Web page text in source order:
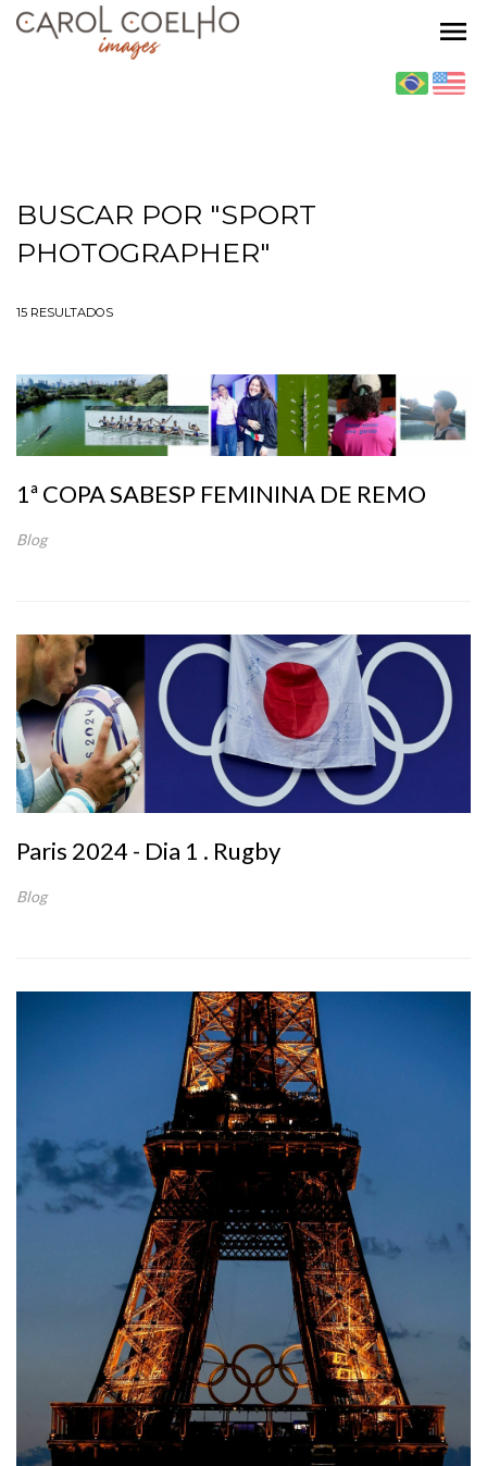
menu
BUSCAR POR "SPORT
PHOTOGRAPHER"
15 RESULTADOS
1ª COPA SABESP FEMININA DE REMO
Blog
Paris 2024 - Dia 1 . Rugby
Blog